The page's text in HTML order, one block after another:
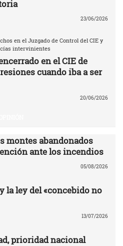
23/06/2026
en el Juzgado de Control del CIE y
intervinientes
en el CIE de
cuando iba a ser
20/06/2026
montes abandonados
ante los incendios
05/08/2026
la ley del «concebido no
13/07/2026
prioridad nacional